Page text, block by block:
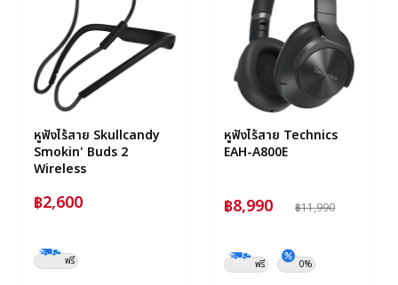
หูฟังไร้สาย Skullcandy
Smokin' Buds 2
Wireless
฿2,600
ฟรี
หูฟังไร้สาย Technics
EAH-A800E
฿8,990 ฿11,990
ฟรี 0%